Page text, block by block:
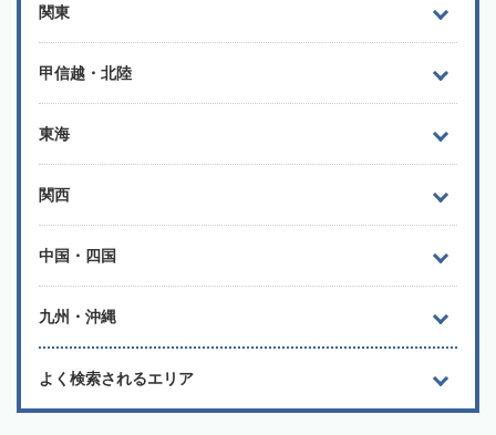
関東
甲信越・北陸
東海
関西
中国・四国
九州・沖縄
よく検索されるエリア